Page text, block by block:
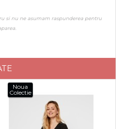
si nu ne asumam raspunderea pentru
Noua
Colectie